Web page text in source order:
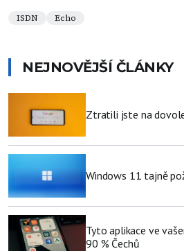
ISDN Echo
NEJNOVĚJŠÍ ČLÁNKY
Ztratili jste na
Windows 11 tajně
Tyto aplikace ve
90 % Čechů